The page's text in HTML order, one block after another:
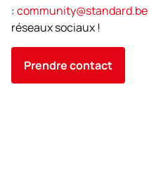
:community@standard.be
réseaux sociaux !
Prendre contact